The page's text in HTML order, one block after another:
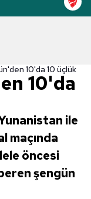
10'da 10 üçlük
10'da
ile
maçında
öncesi
şengün